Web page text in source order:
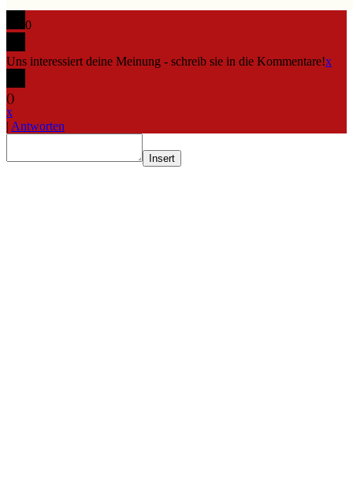
0
Uns interessiert deine Meinung - schreib sie in die Kommentare!x
()
x
| Antworten
Insert